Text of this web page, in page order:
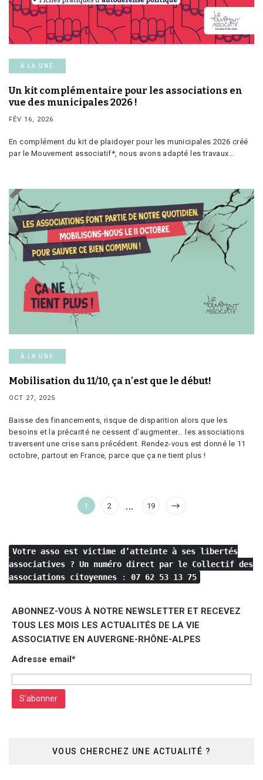
À LA UNE
Un kit complémentaire pour les associations en
vue des municipales 2026 !
FÉV 16, 2026
En complément du kit de plaidoyer pour les municipales 2026 créé
par le Mouvement associatif*, nous avons adapté les travaux…
À LA UNE
Mobilisation du 11/10, ça n’est que le début!
OCT 27, 2025
Baisse des financements, risque de disparition alors que les
besoins et la précarité ne cessent d’augmenter… les associations
traversent une crise sans précédent. Rendez-vous est donné le 11
octobre, partout en France, parce que ça ne tient plus !
Pagination
Page
1 Page
2 … Page
19
Votre asso est victime d’atteinte à ses libertés
associatives ? Un numéro direct par le Collectif des
associations citoyennes : 07 62 53 13 75
ABONNEZ-VOUS À NOTRE NEWSLETTER ET RECEVEZ
TOUS LES MOIS LES ACTUALITÉS DE LA VIE
ASSOCIATIVE EN AUVERGNE-RHÔNE-ALPES
Adresse email*
VOUS CHERCHEZ UNE ACTUALITÉ ?